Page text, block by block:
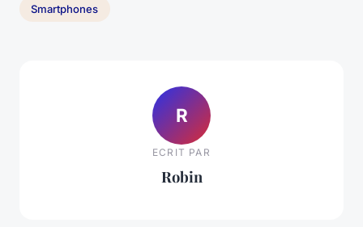
Smartphones
R
ECRIT PAR
Robin